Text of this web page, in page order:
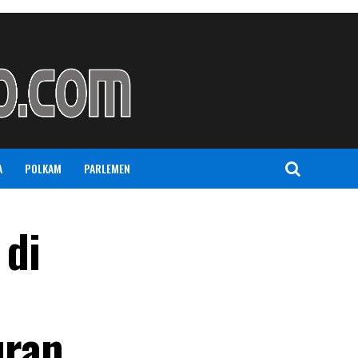
POLKAM PARLEMEN